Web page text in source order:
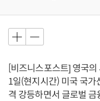
[비즈니스포스트] 영국
1일(현지시간) 미국 국
격 강등하면서 글로벌